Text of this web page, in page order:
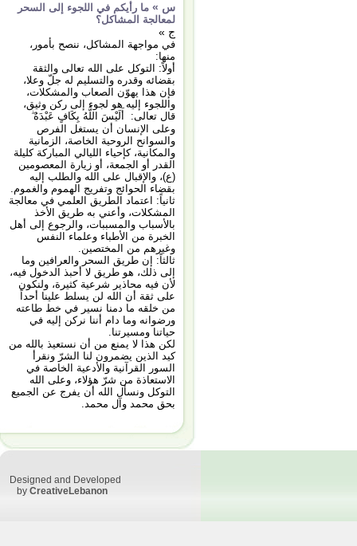
س » ما رأيكم في اللجوء إلى السحر
لمعالجة المشاكل؟
ج »
في مواجهة المشاكل، ننصح بأمور،
منها:
أولاً: التوكل على الله تعالى والثقة
بقضائه وقدره والتسليم له جلّ وعلا،
فإن هذا يهوّن الصعاب والمشكلات،
واللجوء إليه هو لجوء إلى ركن وثيق،
قال تعالى: أَلَيْسَ اللَّهُ بِكَافٍ عَبْدَهُ ۖ
وعلى الإنسان أن يستغل الفرص
والسوانح الروحية الخاصة، الزمانية
والمكانية، كإحياء الليالي المباركة كليلة
القدر أو الجمعة، أو زيارة المعصومين
(ع)، والإقبال على الله والطلب إليه
بقضاء الحوائج وتفريج الهموم والغموم.
ثانياً: اعتماد الطريق العلمي في معالجة
المشكلات، وأعني به طريق الأخذ
بالأسباب والمسببات، والرجوع إلى أهل
الخبرة من الأطباء وعلماء النفس
وغيرهم من المختصين.
ثالثاً: إن طريق السحر والعرافين وما
إلى ذلك، هو طريق لا أحبذ الدخول فيه،
لأن فيه محاذير شرعية كثيرة، ولنكون
على ثقة أن الله لن يسلط علينا أحداً
من خلقه ما دمنا نسير في خط طاعته
ورضوانه وما دام أننا نركن إليه في
حياتنا ومسيرتنا.
لكن هذا لا يمنع من أن نستعيذ بالله من
كيد الذين يضمرون لنا الشرّ ونقرأ
السور القرآنية والأدعية الخاصة في
الاستعاذة من شرّ هؤلاء، وعلى الله
التوكل ونسأل الله أن يفرج عن الجميع
بحق محمد وآل محمد.
Designed and Developed
by CreativeLebanon